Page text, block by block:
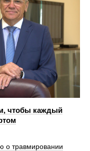
чтобы каждый
о травмировании